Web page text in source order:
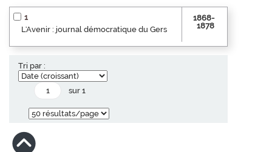
1
L'Avenir : journal démocratique du Gers
1868-
1878
Tri par :
sur 1